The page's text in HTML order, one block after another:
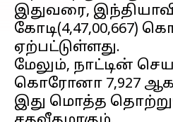
இதுவரை,
கோடி(4,47,00,667)
ஏற்பட்டுள்ளது.
மேலும், நாட்டின்
கொரோனா 7,927 ஆக
இது மொத்த